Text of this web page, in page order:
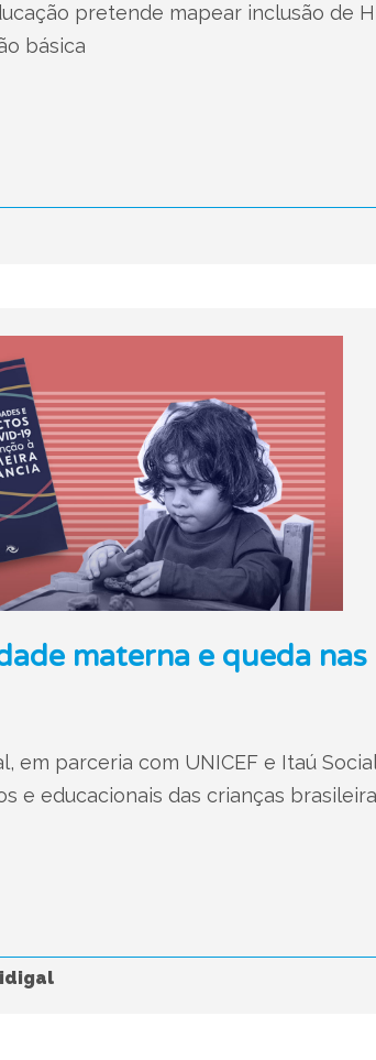
pretende mapear inclusão de
básica
materna e queda
em parceria com UNICEF e Itaú
e educacionais das crianças